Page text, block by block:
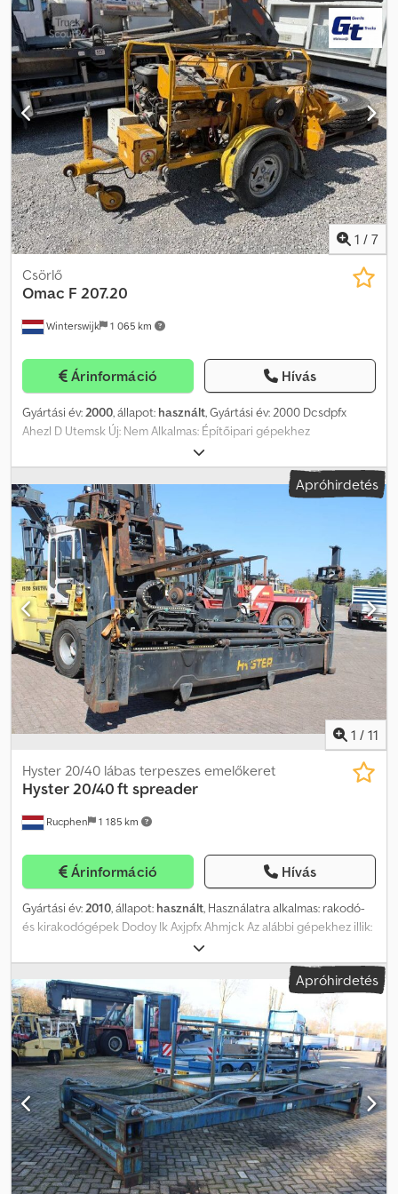
Vito = Céges információk = Banki adatok: Rabobank-számla:
39.33.10.655 IBAN: NL73RABO0393310655 Dedpszbbm Hjfx Ahmeck
Swift/BIC: RABONL2U - Mindig ellenőrizze banki adatainkat
tranzakció előtt! - Járműfoglalás kizárólag letét ellenében
lehetséges. - Minden kínált járműnél fenntartjuk a szöveg- és
gépelési hibák jogát.
1 / 7
Winterswijk 1 065 km
Csörlő
Omac F 207.20
Árinformáció Hívás
Gyártási év:2000, állapot: használt, Gyártási év: 2000 Dcsdpfx
Ahezl D Utemsk Új: Nem Alkalmas: Építőipari gépekhez
Apróhirdetés
1 / 11
Rucphen 1 185 km
Hyster 20/40 lábas terpeszes emelőkeret
Hyster20/40 ft spreader
Árinformáció Hívás
Gyártási év:2010, állapot: használt, Használatra alkalmas: rakodó-
és kirakodógépek Dodoy Ik Axjpfx Ahmjck Az alábbi gépekhez illik:
Hyster További információért kérjük, lépjen kapcsolatba J.A.J.
Jansennel.
Apróhirdetés